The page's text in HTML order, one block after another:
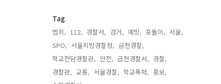
Tag
범죄, 112, 경찰서, 검거, 예방, 포돌이, 서울,
SPO, 서울지방경찰청, 금천경찰,
학교전담경찰관, 안전, 금천경찰서, 경찰,
경찰관, 교통, 서울경찰, 학교폭력, 홍보,